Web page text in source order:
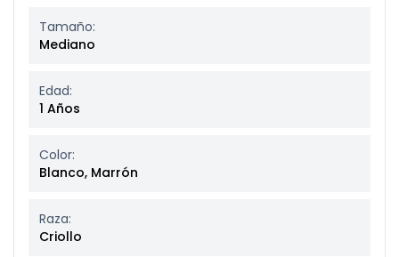
Tamaño:
Mediano
Edad:
1 Años
Color:
Blanco, Marrón
Raza:
Criollo